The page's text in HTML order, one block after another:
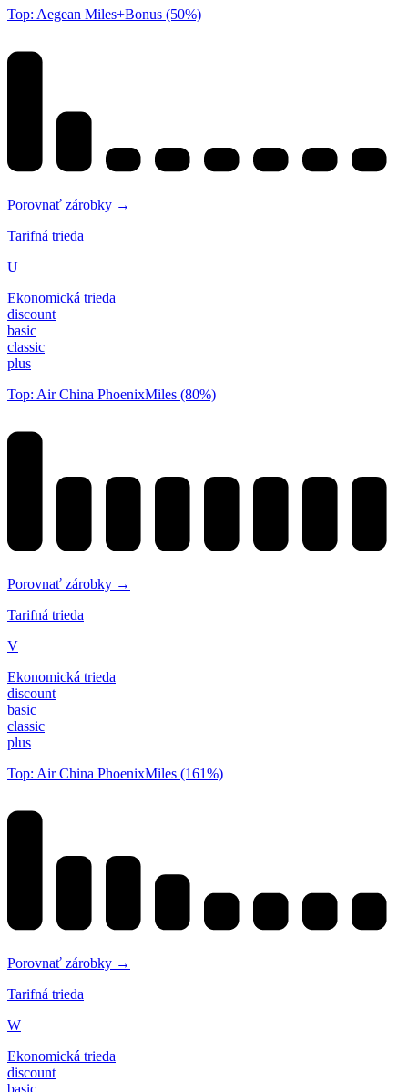
Top: Aegean Miles+Bonus (50%)
Porovnať zárobky →
Tarifná trieda
U
Ekonomická trieda
discount
basic
classic
plus
Top: Air China PhoenixMiles (80%)
Porovnať zárobky →
Tarifná trieda
V
Ekonomická trieda
discount
basic
classic
plus
Top: Air China PhoenixMiles (161%)
Porovnať zárobky →
Tarifná trieda
W
Ekonomická trieda
discount
basic